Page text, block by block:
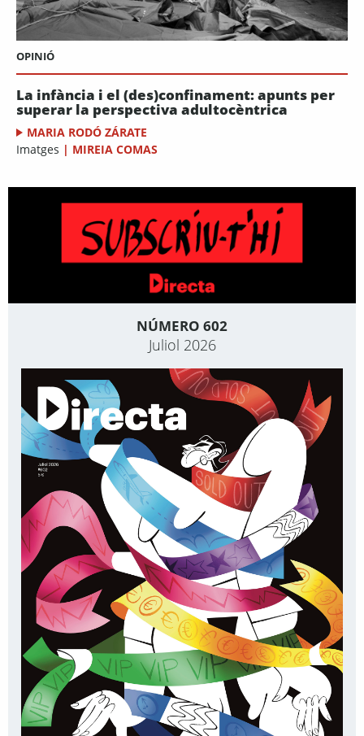
OPINIÓ
La infància i el (des)confinament: apunts per
superar la perspectiva adultocèntrica
MARIA RODÓ ZÁRATE
Imatges | MIREIA COMAS
NÚMERO 602
Juliol 2026